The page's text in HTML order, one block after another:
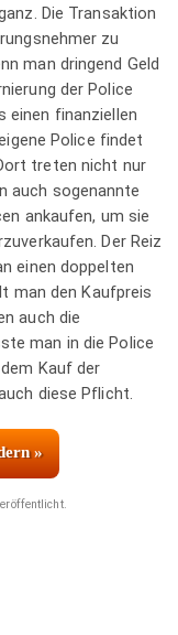
Die Transaktion
zu
man dringend Geld
der Police
einen finanziellen
Police findet
treten nicht nur
auch sogenannte
ankaufen, um sie
Der Reiz
einen doppelten
man den Kaufpreis
auch die
man in die Police
Kauf der
diese Pflicht.
»